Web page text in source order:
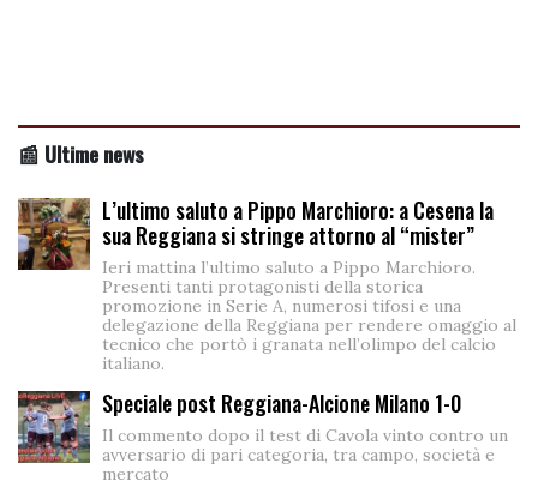
📰 Ultime news
L’ultimo saluto a Pippo Marchioro: a Cesena la
sua Reggiana si stringe attorno al “mister”
Ieri mattina l’ultimo saluto a Pippo Marchioro.
Presenti tanti protagonisti della storica
promozione in Serie A, numerosi tifosi e una
delegazione della Reggiana per rendere omaggio al
tecnico che portò i granata nell’olimpo del calcio
italiano.
Speciale post Reggiana-Alcione Milano 1-0
Il commento dopo il test di Cavola vinto contro un
avversario di pari categoria, tra campo, società e
mercato